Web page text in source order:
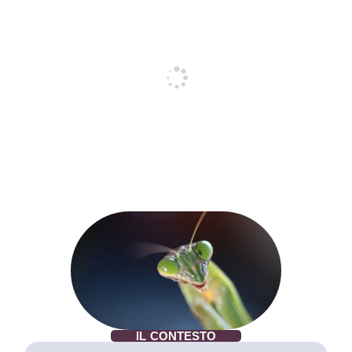
IL CONTESTO